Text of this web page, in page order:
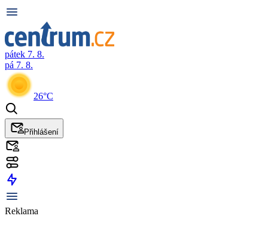
pátek 7. 8.
pá 7. 8.
26°C
Přihlášení
Reklama